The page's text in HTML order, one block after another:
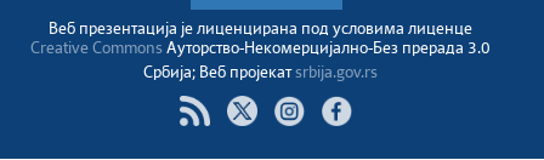
Веб презентација jе лиценциранa под условима лиценце
Creative CommonsАуторство-Некомерцијално-Без прерада 3.0
Србија; Веб пројекатsrbija.gov.rs